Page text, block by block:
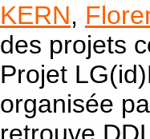
KERN,
des projets
Projet
organisée
retrouve